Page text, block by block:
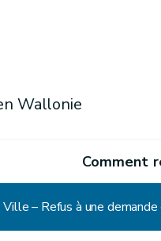
Wallonie
Comment
– Refus à une